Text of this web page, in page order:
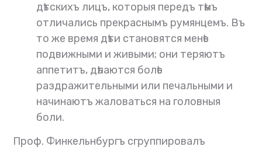
дѣтскихъ лицъ, которыя передъ тѣмъ
отличались прекраснымъ румянцемъ. Въ
то же время дѣти становятся менѣе
подвижными и живыми; они теряютъ
аппетитъ, дѣлаются болѣе
раздражительными или печальными и
начинаютъ жаловаться на головныя
боли.
Проф. Финкельнбургъ сгруппировалъ